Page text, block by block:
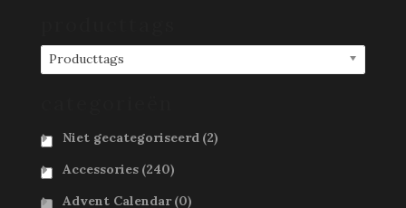
Producttags
Niet gecategoriseerd (2)
Accessories (240)
Advent Calendar (0)